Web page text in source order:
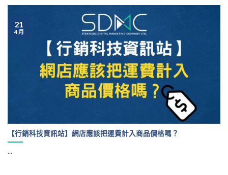
【行銷科技資訊站】網店應該把運費計入商品價格嗎？
...
21
4 月